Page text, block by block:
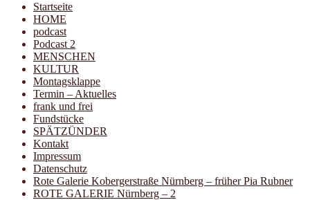
Startseite
HOME
podcast
Podcast 2
MENSCHEN
KULTUR
Montagsklappe
Termin – Aktuelles
frank und frei
Fundstücke
SPÄTZÜNDER
Kontakt
Impressum
Datenschutz
Rote Galerie Kobergerstraße Nürnberg – früher Pia Rubner
ROTE GALERIE Nürnberg – 2